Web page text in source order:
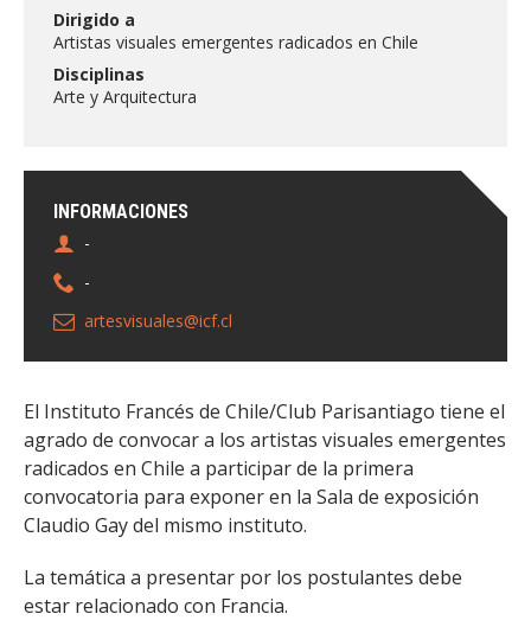
INFORMACIONES
-
-
artesvisuales@icf.cl
Dirigido a
Artistas visuales emergentes radicados en Chile
Disciplinas
Arte y Arquitectura
El Instituto Francés de Chile/Club Parisantiago tiene el
agrado de convocar a los artistas visuales emergentes
radicados en Chile a participar de la primera
convocatoria para exponer en la Sala de exposición
Claudio Gay del mismo instituto.
La temática a presentar por los postulantes debe
estar relacionado con Francia.